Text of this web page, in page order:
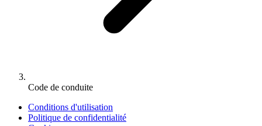
Code de conduite
Conditions d'utilisation
Politique de confidentialité